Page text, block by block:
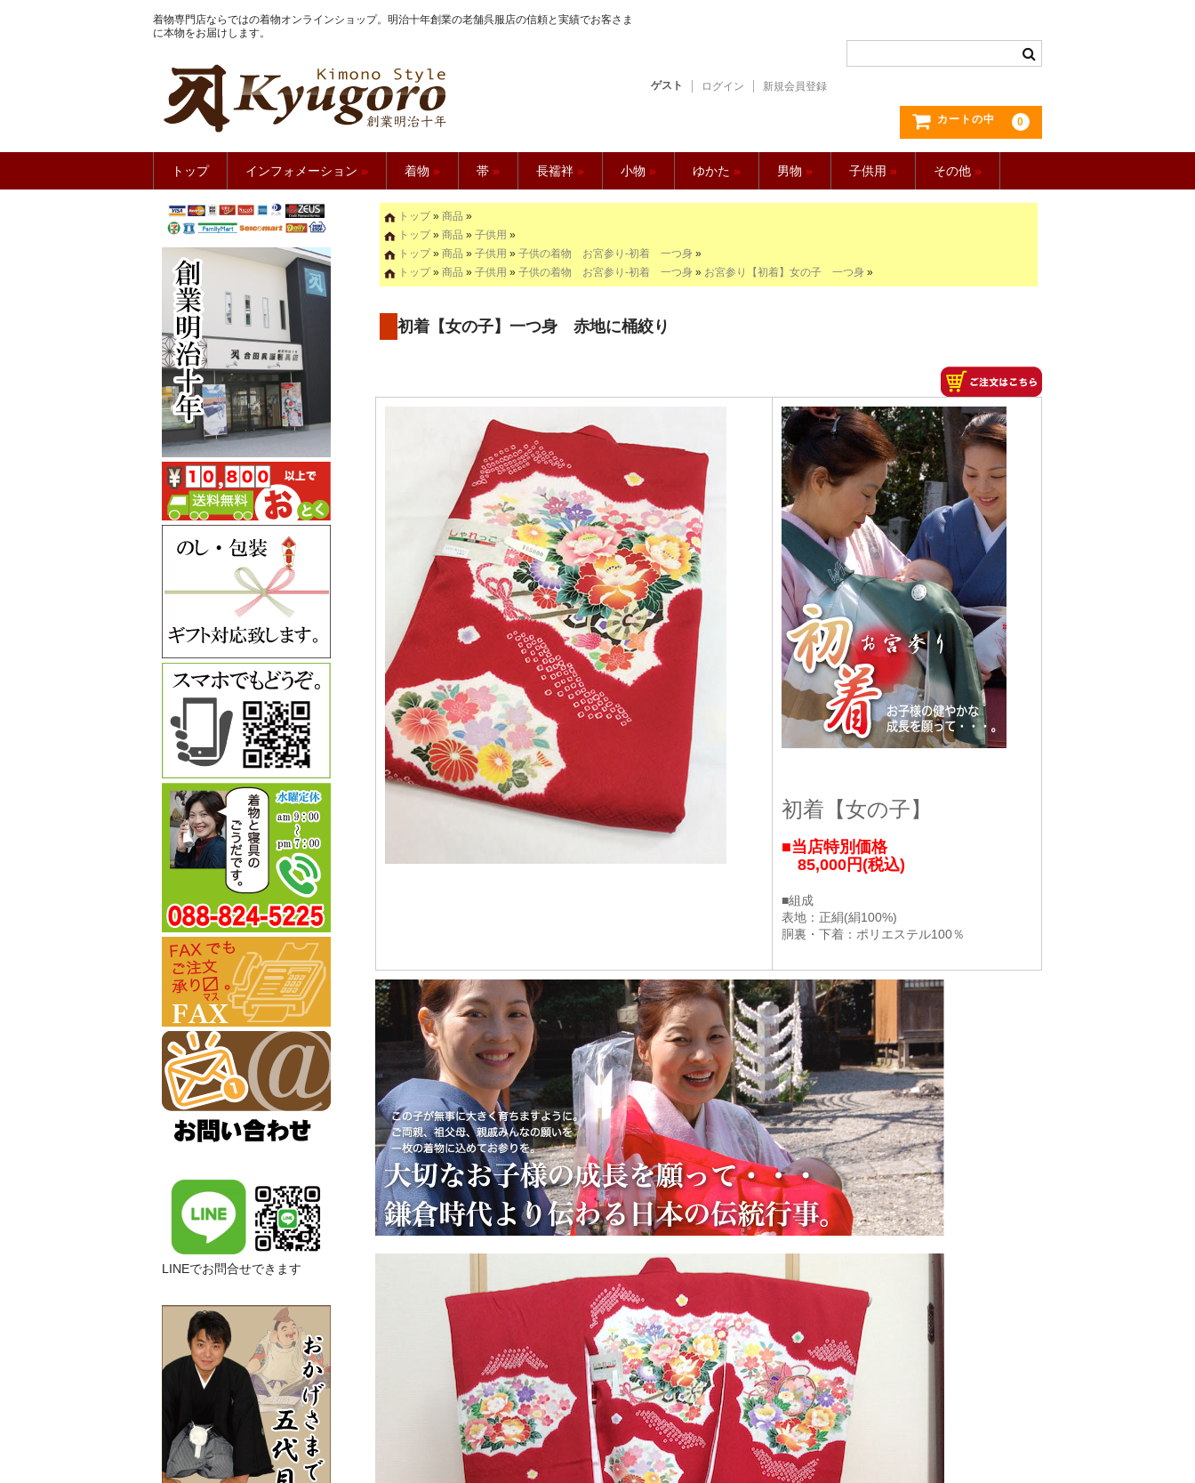
着物専門店ならではの着物オンラインショップ。明治十年創業の老舗呉服店の信頼と実績でお客さま
に本物をお届けします。
きもの館【久五郎】
ゲスト ログイン 新規会員登録
カートの中 0
トップ インフォメーション » 着物 » 帯 » 長襦袢 » 小物 » ゆかた » 男物 » 子供用 » その他 »
トップ» 商品 »
トップ» 商品 » 子供用 »
トップ» 商品 » 子供用 » 子供の着物 お宮参り-初着 一つ身 »
トップ» 商品 » 子供用 » 子供の着物 お宮参り-初着 一つ身 » お宮参り【初着】女の子 一つ身 »
初着【女の子】一つ身 赤地に桶絞り
初着【女の子】
■当店特別価格
85,000円(税込)
■組成
表地：正絹(絹100%)
胴裏・下着：ポリエステル100％
LINEでお問合せできます